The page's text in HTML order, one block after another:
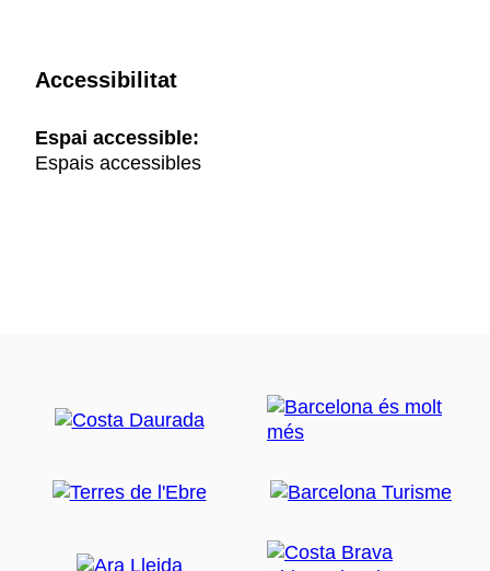
Accessibilitat
Espai accessible:
Espais accessibles